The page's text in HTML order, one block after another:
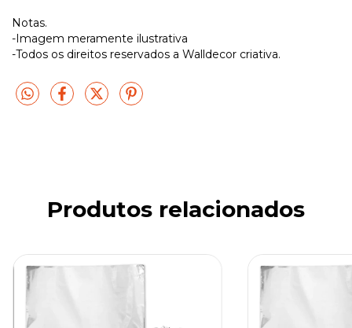
Notas.
-Imagem meramente ilustrativa
-Todos os direitos reservados a Walldecor criativa.
Produtos relacionados